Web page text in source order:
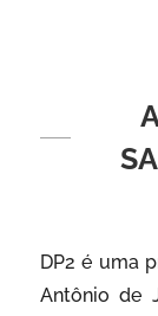
DP2 é uma
Antônio de